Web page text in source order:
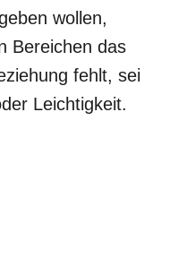
wollen,
Bereichen das
fehlt, sei
Leichtigkeit.